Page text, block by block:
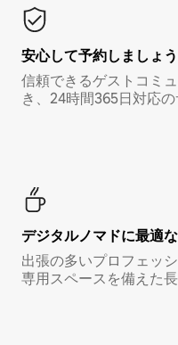
安心して予約しましょう
信頼できるゲストコミ
き、24時間365日対応
デジタルノマド⁠に最⁠適⁠
出張の多いプロフェッ
専用スペースを備えた